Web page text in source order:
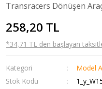
Transracers Dönüşen
258,20 TL
*34,71 TL den başlayan
Kategori
Model
Stok Kodu